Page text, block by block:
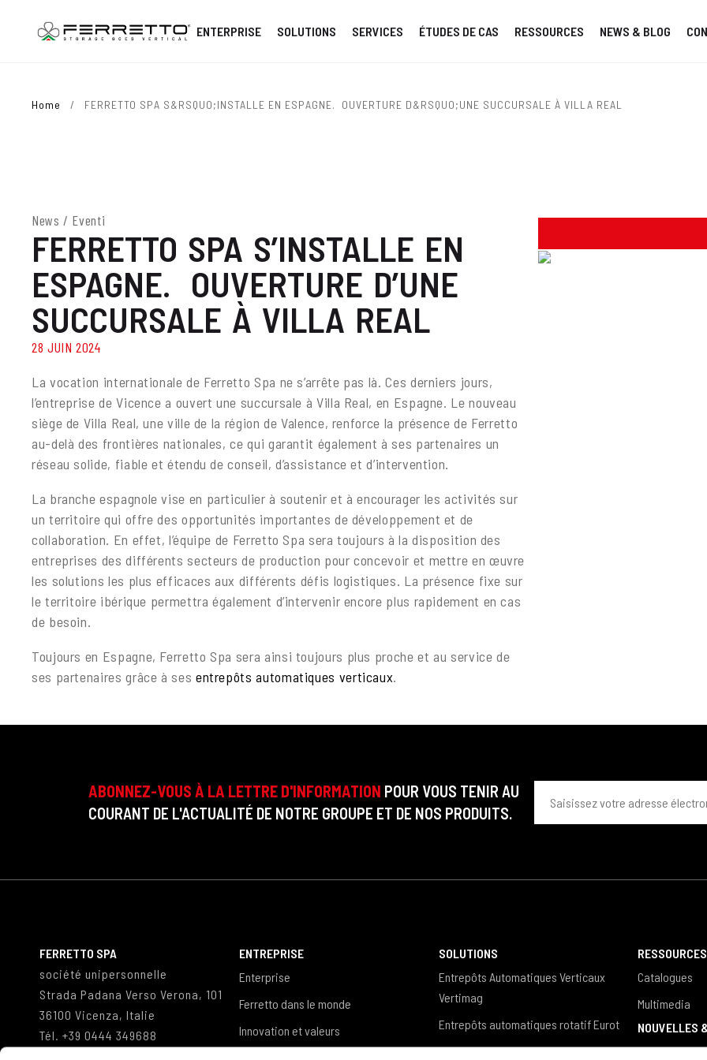
ENTERPRISE SOLUTIONS SERVICES ÉTUDES DE CAS RESSOURCES NEWS & BLOG
Home / FERRETTO SPA S&RSQUO;INSTALLE EN ESPAGNE. OUVERTURE D&RSQUO;UNE SUCCURSALE À VILLA REAL
News / Eventi
FERRETTO SPA S’INSTALLE EN
ESPAGNE. OUVERTURE D’UNE
SUCCURSALE À VILLA REAL
28 JUIN 2024
La vocation internationale de Ferretto Spa ne s’arrête pas là. Ces derniers jours,
l’entreprise de Vicence a ouvert une succursale à Villa Real, en Espagne. Le nouveau
siège de Villa Real, une ville de la région de Valence, renforce la présence de Ferretto
au-delà des frontières nationales, ce qui garantit également à ses partenaires un
réseau solide, fiable et étendu de conseil, d’assistance et d’intervention.
La branche espagnole vise en particulier à soutenir et à encourager les activités sur
un territoire qui offre des opportunités importantes de développement et de
collaboration. En effet, l’équipe de Ferretto Spa sera toujours à la disposition des
entreprises des différents secteurs de production pour concevoir et mettre en œuvre
les solutions les plus efficaces aux différents défis logistiques. La présence fixe sur
le territoire ibérique permettra également d’intervenir encore plus rapidement en cas
de besoin.
Toujours en Espagne, Ferretto Spa sera ainsi toujours plus proche et au service de
ses partenaires grâce à ses entrepôts automatiques verticaux.
ABONNEZ-VOUS À LA LETTRE D'INFORMATION POUR VOUS TENIR AU
COURANT DE L'ACTUALITÉ DE NOTRE GROUPE ET DE NOS PRODUITS.
FERRETTO SPA
société unipersonnelle
Strada Padana Verso Verona, 101
36100 Vicenza, Italie
Tél. +39 0444 349688
ENTREPRISE
Enterprise
Ferretto dans le monde
Innovation et valeurs
SOLUTIONS
Entrepôts Automatiques Verticaux
Vertimag
Entrepôts automatiques rotatif Eurot
Entrepôts verticaux pour barres,
RESSOURCES
Catalogues
Multimedia
NOUVELLES
News / Eventi